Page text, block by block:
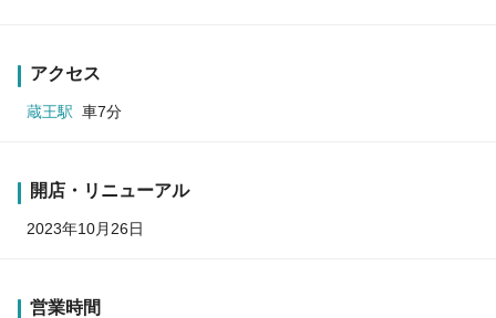
アクセス
蔵王駅 車7分
開店・リニューアル
2023年10月26日
営業時間